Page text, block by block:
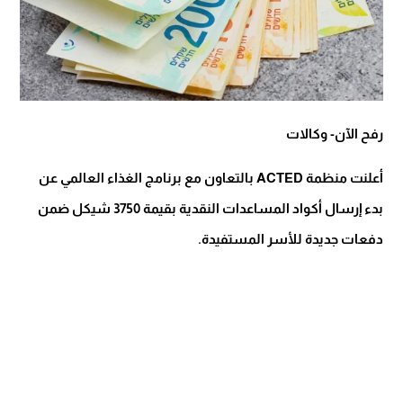
رفح الآن- وكالات
أعلنت منظمة ACTED بالتعاون مع برنامج الغذاء العالمي عن
بدء إرسال أكواد المساعدات النقدية بقيمة 3750 شيكل ضمن
دفعات جديدة للأسر المستفيدة.